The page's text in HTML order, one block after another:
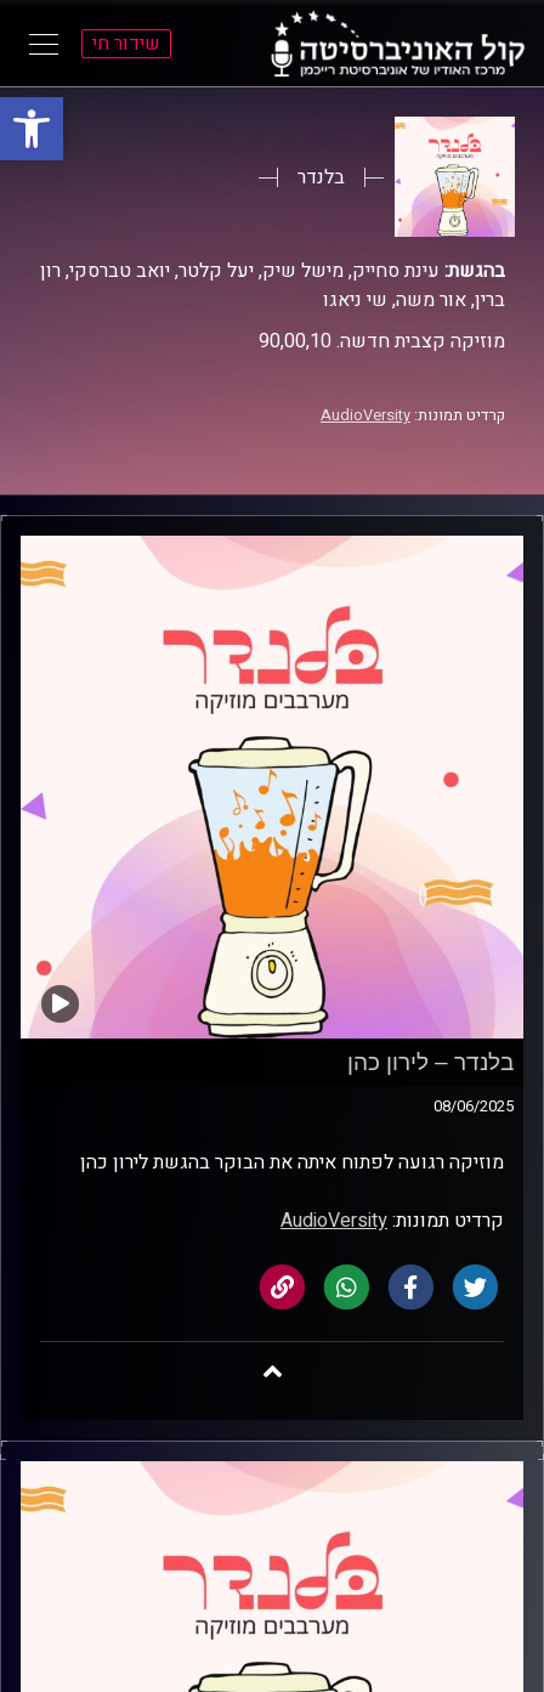
פתח
התפריט
התוכן
שידור חי
בלנדר
בהגשת: עינת סחייק, מישל שיק, יעל קלטר, יואב טברסקי, רון
ברין, אור משה, שי ניאגו
מוזיקה קצבית חדשה. 90,00,10
קרדיט תמונות: AudioVersity
בלנדר – לירון כהן
08/06/2025
מוזיקה רגועה לפתוח איתה את הבוקר בהגשת לירון כהן
קרדיט תמונות:AudioVersity